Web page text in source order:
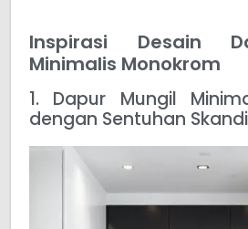
Inspirasi Desain
Minimalis Monokrom
1. Dapur Mungil
dengan Sentuhan